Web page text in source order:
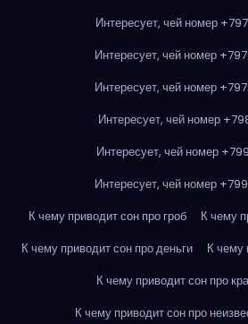
Интересует, чей номер
Интересует, чей номер
Интересует, чей номер
Интересует, чей номер
Интересует, чей номер
Интересует, чей номер
К чему приводит сон про гроб
К чему
К чему приводит сон про деньги
К чему
К чему приводит сон про
К чему приводит сон про